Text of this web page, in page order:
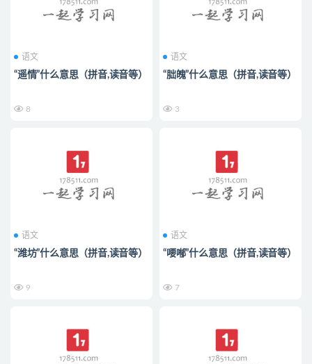
语文
“遥情”什么意思（拼音,读音等）
8
语文
“朏魄”什么意思（拼音,读音等）
3
语文
“潍坊”什么意思（拼音,读音等）
9
语文
“喓喐”什么意思（拼音,读音等）
7